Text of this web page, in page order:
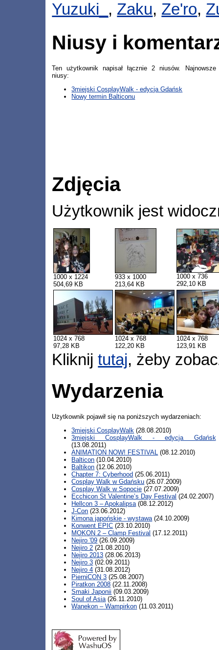
Yuzuki_ , Zaku, Ze'ro,
Niusy i
Ten użytkownik napisał łącznie 2 niusów. Najnowsze
niusy:
3miejski CosplayWalk - edycja Gdańsk
Nowy termin Balticonu
Zdjęcia
Użytkownik jest
1000 x 1224
504,69 KB
933 x 1000
213,64 KB
1000 x 736
292,10 KB
1024 x 768
97,28 KB
1024 x 768
122,20 KB
1024 x 768
123,91 KB
Kliknijtutaj, żeby
Wydarzenia
Użytkownik pojawił się na poniższych wydarzeniach:
3miejski CosplayWalk (28.08.2010)
3miejski CosplayWalk - edycja Gdańsk
(13.08.2011)
ANIMATION NOW! FESTIVAL (08.12.2010)
Balticon (10.04.2010)
Baltikon (12.06.2010)
Chapter 7: Cyberhood (25.06.2011)
Cosplay Walk w Gdańsku (26.07.2009)
Cosplay Walk w Sopocie (27.07.2009)
Ecchicon St Valentine’s Day Festival (24.02.2007)
Hellcon 3 – Apokalipsa(08.12.2012)
J-Con (23.06.2012)
Kimona japońskie - wystawa(24.10.2009)
Konwent EPIC (23.10.2010)
MOKON 2 – Clamp Festival (17.12.2011)
Nejiro '09 (26.09.2009)
Nejiro 2 (21.08.2010)
Nejiro 2013 (28.06.2013)
Nejiro 3 (02.09.2011)
Nejiro 4 (31.08.2012)
PierniCON 3 (25.08.2007)
Piratkon 2008 (22.11.2008)
Smaki Japonii (09.03.2009)
Soul of Asia(26.11.2010)
Wanekon – Wampirkon (11.03.2011)